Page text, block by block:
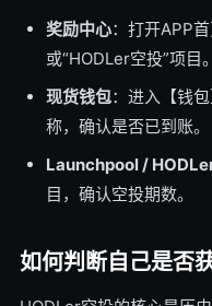
奖励中心：打开APP
或“HODLer空投”项目。
现货钱包：进入【钱
称，确认是否已到账。
Launchpool /
目，确认空投期数。
如何判断自己是否